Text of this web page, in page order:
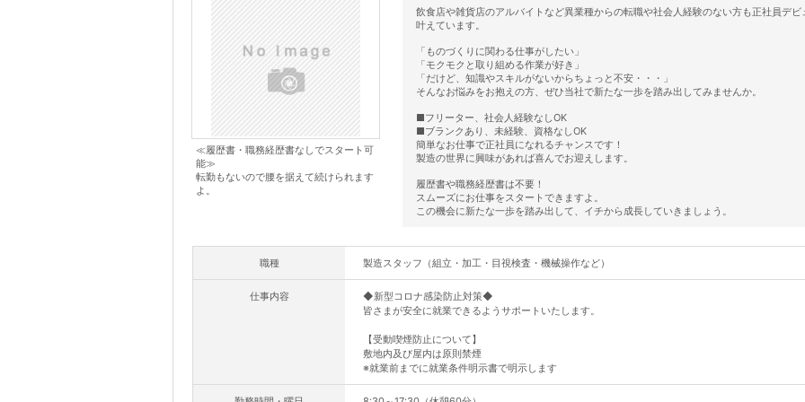
≪履歴書・職務経歴書なしでスタート可
能≫
転勤もないので腰を据えて続けられます
よ。
飲食店や雑貨店のアルバイトなど異業種からの転職や社会人経験のない方も正社員デビ
叶えています。
「ものづくりに関わる仕事がしたい」
「モクモクと取り組める作業が好き」
「だけど、知識やスキルがないからちょっと不安・・・」
そんなお悩みをお抱えの方、ぜひ当社で新たな一歩を踏み出してみませんか。
■フリーター、社会人経験なしOK
■ブランクあり、未経験、資格なしOK
簡単なお仕事で正社員になれるチャンスです！
製造の世界に興味があれば喜んでお迎えします。
履歴書や職務経歴書は不要！
スムーズにお仕事をスタートできますよ。
この機会に新たな一歩を踏み出して、イチから成長していきましょう。
職種 製造スタッフ（組立・加工・目視検査・機械操作など）
仕事内容
◆新型コロナ感染防止対策◆
皆さまが安全に就業できるようサポートいたします。
【受動喫煙防止について】
敷地内及び屋内は原則禁煙
※就業前までに就業条件明示書で明示します